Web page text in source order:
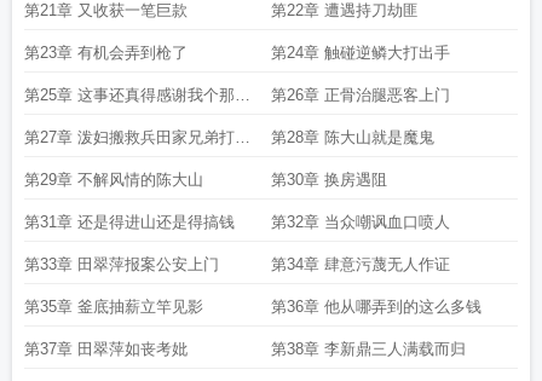
第21章 又收获一笔巨款 第22章 遭遇持刀劫匪
第23章 有机会弄到枪了 第24章 触碰逆鳞大打出手
第25章 这事还真得感谢我个那后
爹
第26章 正骨治腿恶客上门
第27章 泼妇搬救兵田家兄弟打上
门
第28章 陈大山就是魔鬼
第29章 不解风情的陈大山 第30章 换房遇阻
第31章 还是得进山还是得搞钱 第32章 当众嘲讽血口喷人
第33章 田翠萍报案公安上门 第34章 肆意污蔑无人作证
第35章 釜底抽薪立竿见影 第36章 他从哪弄到的这么多钱
第37章 田翠萍如丧考妣 第38章 李新鼎三人满载而归